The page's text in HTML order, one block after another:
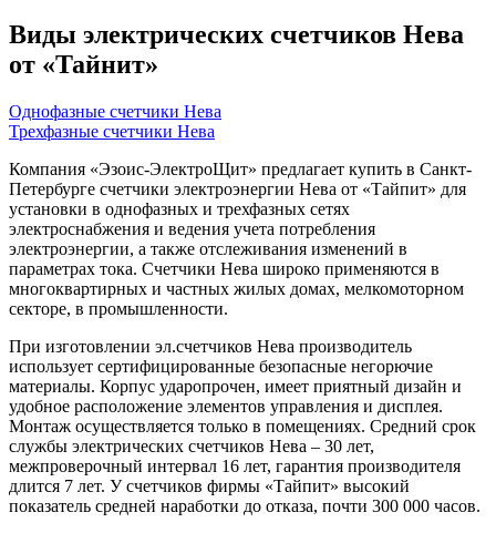
Виды электрических счетчиков Нева
от «Тайнит»
Однофазные счетчики Нева
Трехфазные счетчики Нева
Компания «Эзоис-ЭлектроЩит» предлагает купить в Санкт-
Петербурге счетчики электроэнергии Нева от «Тайпит» для
установки в однофазных и трехфазных сетях
электроснабжения и ведения учета потребления
электроэнергии, а также отслеживания изменений в
параметрах тока. Счетчики Нева широко применяются в
многоквартирных и частных жилых домах, мелкомоторном
секторе, в промышленности.
При изготовлении эл.счетчиков Нева производитель
использует сертифицированные безопасные негорючие
материалы. Корпус ударопрочен, имеет приятный дизайн и
удобное расположение элементов управления и дисплея.
Монтаж осуществляется только в помещениях. Средний срок
службы электрических счетчиков Нева – 30 лет,
межпроверочный интервал 16 лет, гарантия производителя
длится 7 лет. У счетчиков фирмы «Тайпит» высокий
показатель средней наработки до отказа, почти 300 000 часов.